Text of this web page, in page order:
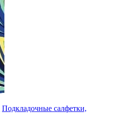
Подкладочные салфетки,